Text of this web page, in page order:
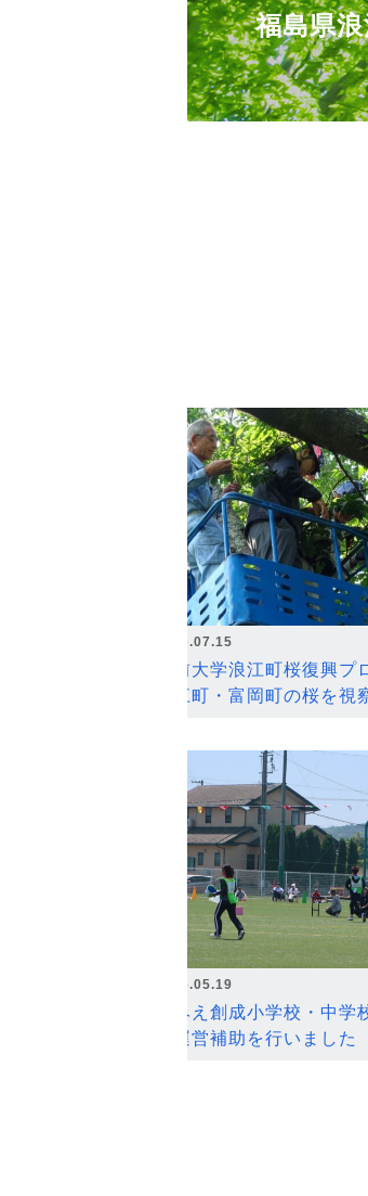
福島県
2026.07.15
弘前大学浪江町桜復興
浪江町・富岡町の桜を視
2026.05.19
なみえ創成小学校・中学
の運営補助を行いました